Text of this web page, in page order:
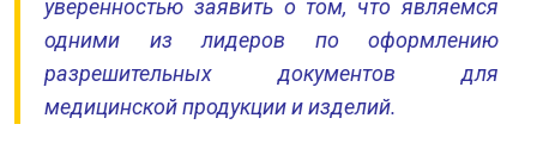
уверенностью заявить о том, что являемся
одними из лидеров по оформлению
разрешительных документов для
медицинской продукции и изделий.